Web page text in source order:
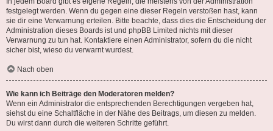
festgelegt werden. Wenn du gegen eine dieser Regeln verstoßen hast, kann
sie dir eine Verwarnung erteilen. Bitte beachte, dass dies die Entscheidung der
Administration dieses Boards ist und phpBB Limited nichts mit dieser
Verwarnung zu tun hat. Kontaktiere einen Administrator, sofern du die nicht
sicher bist, wieso du verwarnt wurdest.
Nach oben
Wie kann ich Beiträge den Moderatoren melden?
Wenn ein Administrator die entsprechenden Berechtigungen vergeben hat,
siehst du eine Schaltfläche in der Nähe des Beitrags, um diesen zu melden.
Du wirst dann durch die weiteren Schritte geführt.